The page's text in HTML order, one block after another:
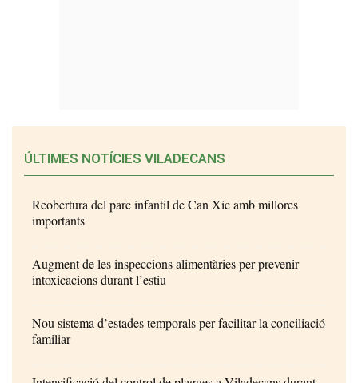
ÚLTIMES NOTÍCIES VILADECANS
Reobertura del parc infantil de Can Xic amb millores
importants
Augment de les inspeccions alimentàries per prevenir
intoxicacions durant l’estiu
Nou sistema d’estades temporals per facilitar la conciliació
familiar